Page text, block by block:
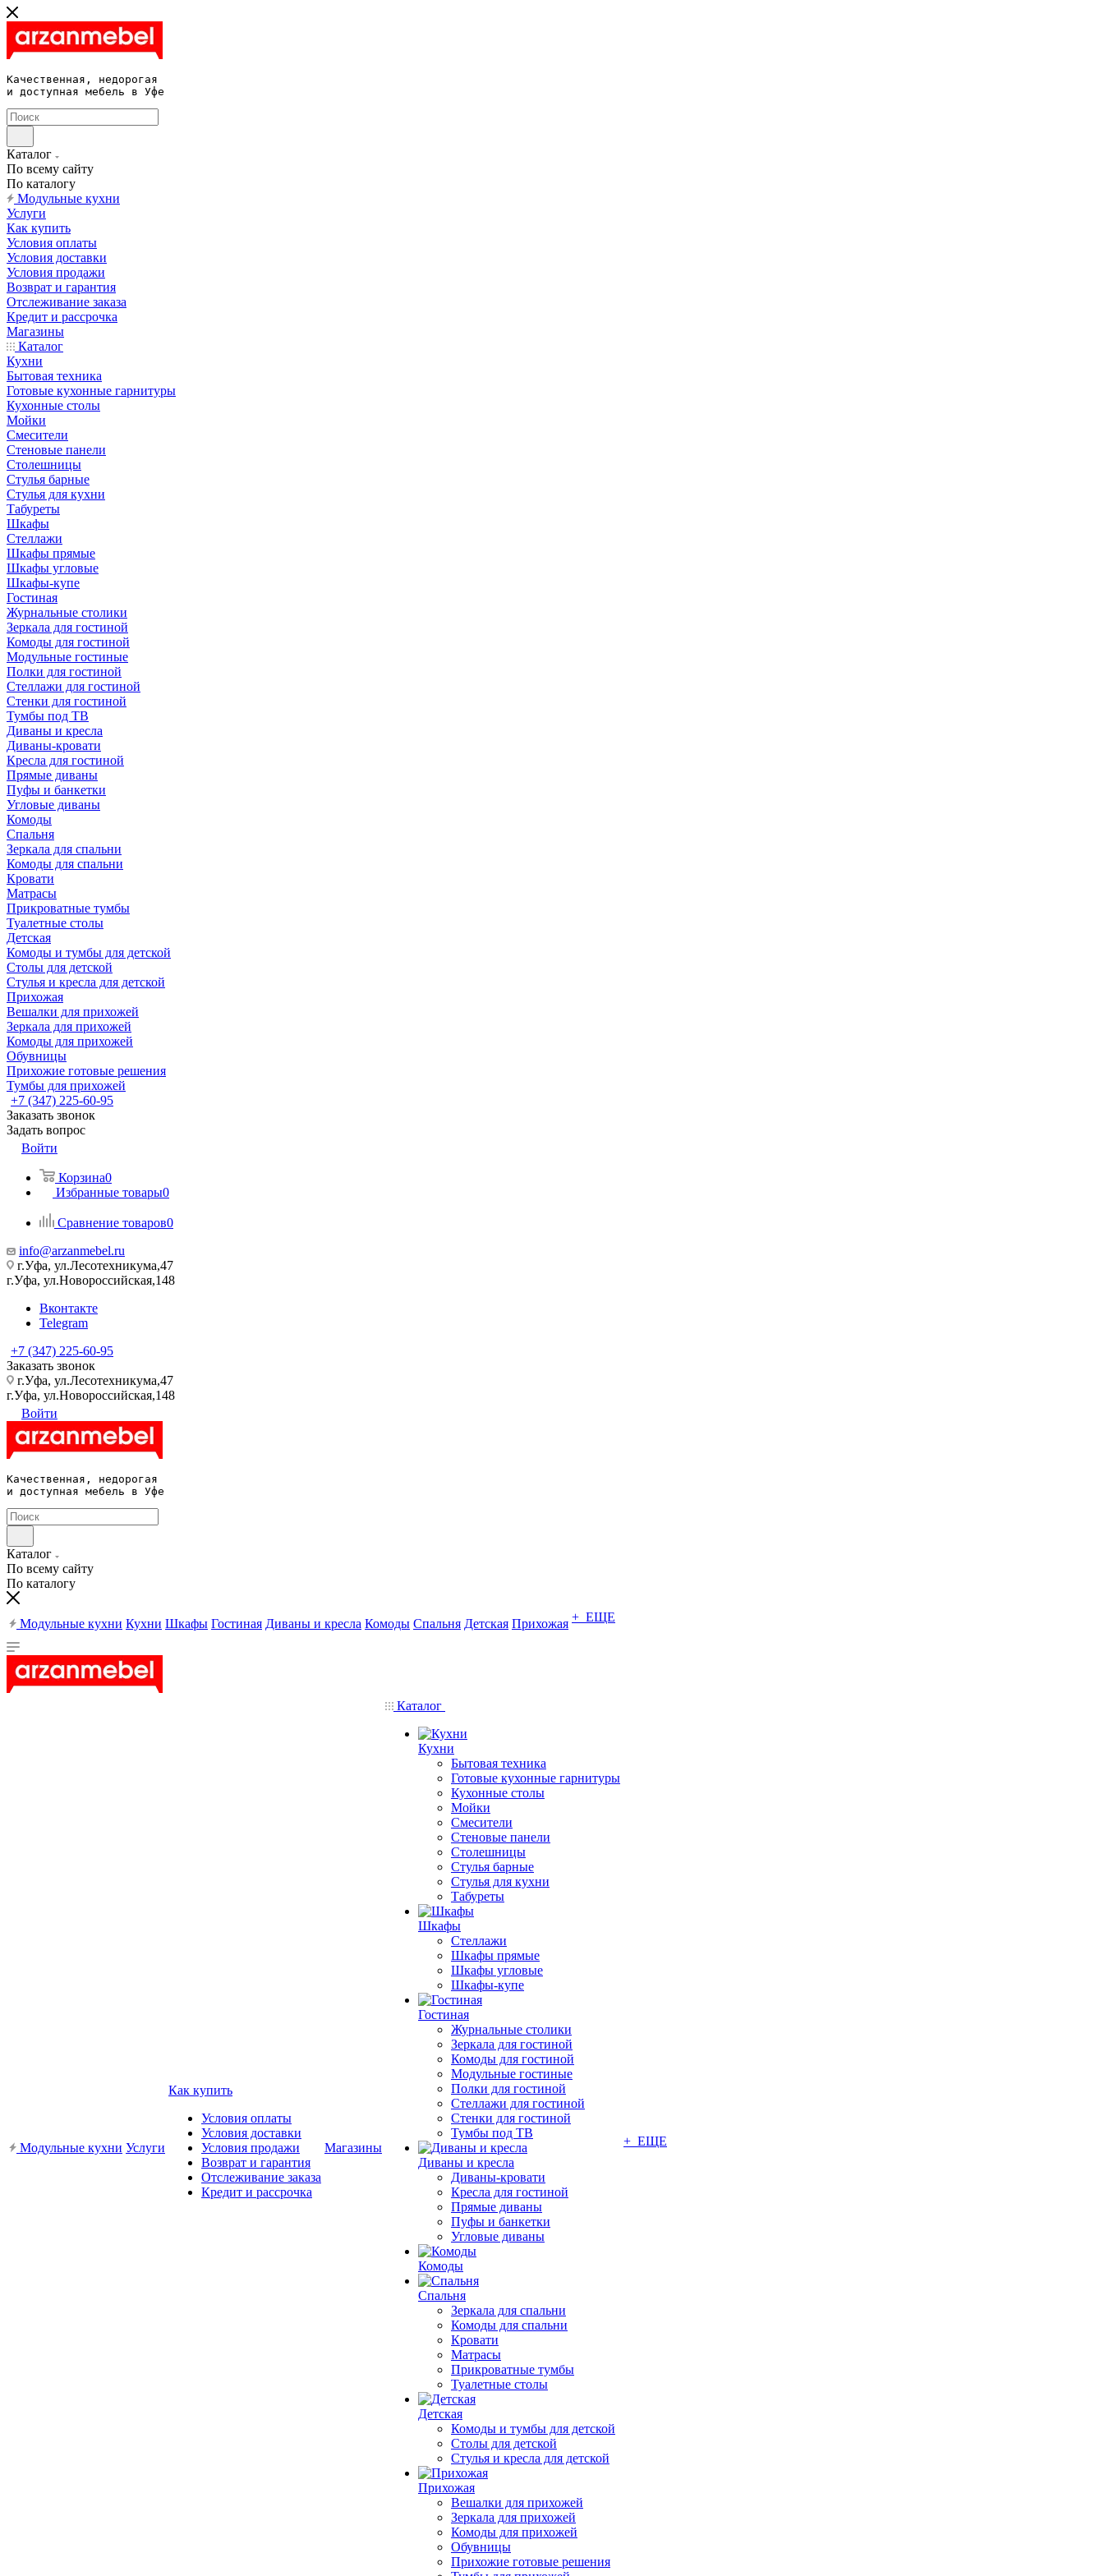
Качественная, недорогая
и доступная мебель в Уфе
Каталог
По всему сайту
По каталогу
Модульные кухни
Услуги
Как купить
Условия оплаты
Условия доставки
Условия продажи
Возврат и гарантия
Отслеживание заказа
Кредит и рассрочка
Магазины
Каталог
Кухни
Бытовая техника
Готовые кухонные гарнитуры
Кухонные столы
Мойки
Смесители
Стеновые панели
Столешницы
Стулья барные
Стулья для кухни
Табуреты
Шкафы
Стеллажи
Шкафы прямые
Шкафы угловые
Шкафы-купе
Гостиная
Журнальные столики
Зеркала для гостиной
Комоды для гостиной
Модульные гостиные
Полки для гостиной
Стеллажи для гостиной
Стенки для гостиной
Тумбы под ТВ
Диваны и кресла
Диваны-кровати
Кресла для гостиной
Прямые диваны
Пуфы и банкетки
Угловые диваны
Комоды
Спальня
Зеркала для спальни
Комоды для спальни
Кровати
Матрасы
Прикроватные тумбы
Туалетные столы
Детская
Комоды и тумбы для детской
Столы для детской
Стулья и кресла для детской
Прихожая
Вешалки для прихожей
Зеркала для прихожей
Комоды для прихожей
Обувницы
Прихожие готовые решения
Тумбы для прихожей
+7 (347) 225-60-95
Заказать звонок
Задать вопрос
Войти
Корзина0
Избранные товары0
Сравнение товаров0
info@arzanmebel.ru
г.Уфа, ул.Лесотехникума,47
г.Уфа, ул.Новороссийская,148
Вконтакте
Telegram
+7 (347) 225-60-95
Заказать звонок
г.Уфа, ул.Лесотехникума,47
г.Уфа, ул.Новороссийская,148
Войти
Качественная, недорогая
и доступная мебель в Уфе
Каталог
По всему сайту
По каталогу
Модульные кухни Кухни Шкафы Гостиная Диваны и кресла Комоды Спальня Детская Прихожая + ЕЩЕ
Модульные кухни Услуги
Как купить
Условия оплаты
Условия доставки
Условия продажи
Возврат и гарантия
Отслеживание заказа
Кредит и рассрочка
Магазины
Каталог
Кухни
Бытовая техника
Готовые кухонные гарнитуры
Кухонные столы
Мойки
Смесители
Стеновые панели
Столешницы
Стулья барные
Стулья для кухни
Табуреты
Шкафы
Стеллажи
Шкафы прямые
Шкафы угловые
Шкафы-купе
Гостиная
Журнальные столики
Зеркала для гостиной
Комоды для гостиной
Модульные гостиные
Полки для гостиной
Стеллажи для гостиной
Стенки для гостиной
Тумбы под ТВ
Диваны и кресла
Диваны-кровати
Кресла для гостиной
Прямые диваны
Пуфы и банкетки
Угловые диваны
Комоды
Спальня
Зеркала для спальни
Комоды для спальни
Кровати
Матрасы
Прикроватные тумбы
Туалетные столы
Детская
Комоды и тумбы для детской
Столы для детской
Стулья и кресла для детской
Прихожая
Вешалки для прихожей
Зеркала для прихожей
Комоды для прихожей
Обувницы
Прихожие готовые решения
+ ЕЩЕ